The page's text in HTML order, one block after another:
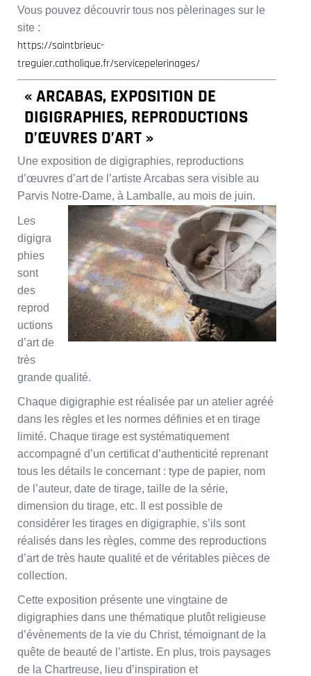
Vous pouvez découvrir tous nos pèlerinages sur le
site :
https://saintbrieuc-
treguier.catholique.fr/servicepelerinages/
« ARCABAS, EXPOSITION DE
DIGIGRAPHIES, REPRODUCTIONS
D’ŒUVRES D’ART »
Une exposition de digigraphies, reproductions
d’œuvres d’art de l’artiste Arcabas sera visible au
Parvis Notre-Dame, à Lamballe, au mois de juin.
Les
digigra
phies
sont
des
reprod
uctions
d’art de
très
grande qualité.
Chaque digigraphie est réalisée par un atelier agréé
dans les règles et les normes définies et en tirage
limité. Chaque tirage est systématiquement
accompagné d’un certificat d’authenticité reprenant
tous les détails le concernant : type de papier, nom
de l’auteur, date de tirage, taille de la série,
dimension du tirage, etc. Il est possible de
considérer les tirages en digigraphie, s’ils sont
réalisés dans les règles, comme des reproductions
d’art de très haute qualité et de véritables pièces de
collection.
Cette exposition présente une vingtaine de
digigraphies dans une thématique plutôt religieuse
d’évènements de la vie du Christ, témoignant de la
quête de beauté de l’artiste. En plus, trois paysages
de la Chartreuse, lieu d’inspiration et